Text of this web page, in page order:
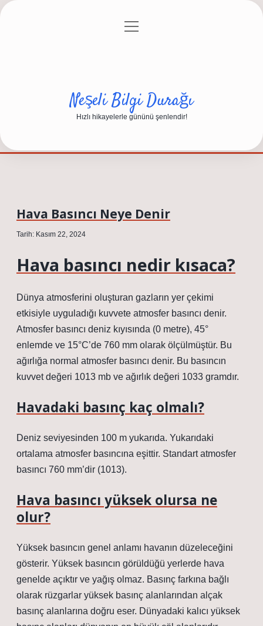
Gizlilik Politikası
menüyü
Neşeli Bilgi Durağı
Hızlı hikayelerle gününü şenlendir!
Hava Basıncı Neye Denir
Tarih: Kasım 22, 2024
Hava basıncı nedir kısaca?
Dünya atmosferini oluşturan gazların yer çekimi
etkisiyle uyguladığı kuvvete atmosfer basıncı denir.
Atmosfer basıncı deniz kıyısında (0 metre), 45°
enlemde ve 15°C’de 760 mm olarak ölçülmüştür. Bu
ağırlığa normal atmosfer basıncı denir. Bu basıncın
kuvvet değeri 1013 mb ve ağırlık değeri 1033 gramdır.
Havadaki basınç kaç olmalı?
Deniz seviyesinden 100 m yukarıda. Yukarıdaki
ortalama atmosfer basıncına eşittir. Standart atmosfer
basıncı 760 mm’dir (1013).
Hava basıncı yüksek olursa ne
olur?
Yüksek basıncın genel anlamı havanın düzeleceğini
gösterir. Yüksek basıncın görüldüğü yerlerde hava
genelde açıktır ve yağış olmaz. Basınç farkına bağlı
olarak rüzgarlar yüksek basınç alanlarından alçak
basınç alanlarına doğru eser. Dünyadaki kalıcı yüksek